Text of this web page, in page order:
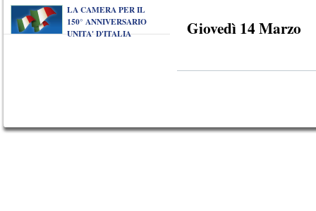
Giovedì 14 Marzo
LA CAMERA PER IL
150° ANNIVERSARIO
UNITA' D'ITALIA